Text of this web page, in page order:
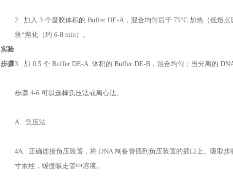
实验
步骤
2. 加入 3 个凝胶体积的 Buffer DE-A，混合均匀后于 75°C 加热（低熔
块*熔化（约 6-8 min）。
3. 加 0.5 个 Buffer DE-A 体积的 Buffer DE-B，混合均匀；当分离的
步骤 4-6 可以选择负压法或离心法。
A. 负压法
4A. 正确连接负压装置，将 DNA 制备管插到负压装置的插口上。吸取
寸汞柱，缓慢吸走管中溶液。